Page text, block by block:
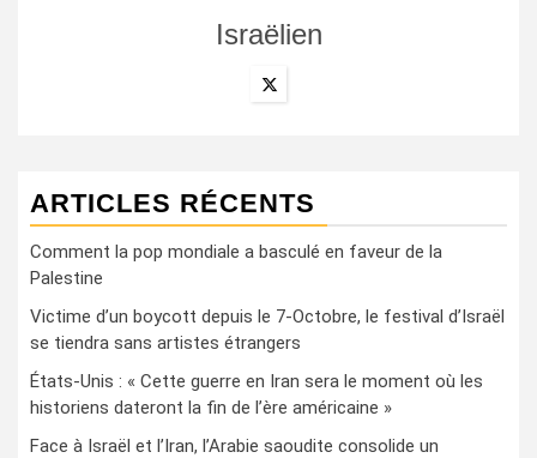
Israëlien
ARTICLES RÉCENTS
Comment la pop mondiale a basculé en faveur de la
Palestine
Victime d’un boycott depuis le 7-Octobre, le festival d’Israël
se tiendra sans artistes étrangers
États-Unis : « Cette guerre en Iran sera le moment où les
historiens dateront la fin de l’ère américaine »
Face à Israël et l’Iran, l’Arabie saoudite consolide un